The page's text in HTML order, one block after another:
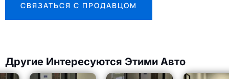
СВЯЗАТЬСЯ С ПРОДАВЦОМ
Другие Интересуются Этими Авто